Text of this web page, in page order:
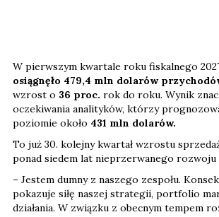
W pierwszym kwartale roku fiskalnego
osiągnęło 479,4 mln dolarów
wzrost o 36 proc. rok do roku. Wynik
oczekiwania analityków, którzy
poziomie około 431 mln dolarów.
To już 30. kolejny kwartał wzrostu
ponad siedem lat nieprzerwanego rozwoju
– Jestem dumny z naszego zespołu.
pokazuje siłę naszej strategii, portfolio
działania. W związku z obecnym tempem